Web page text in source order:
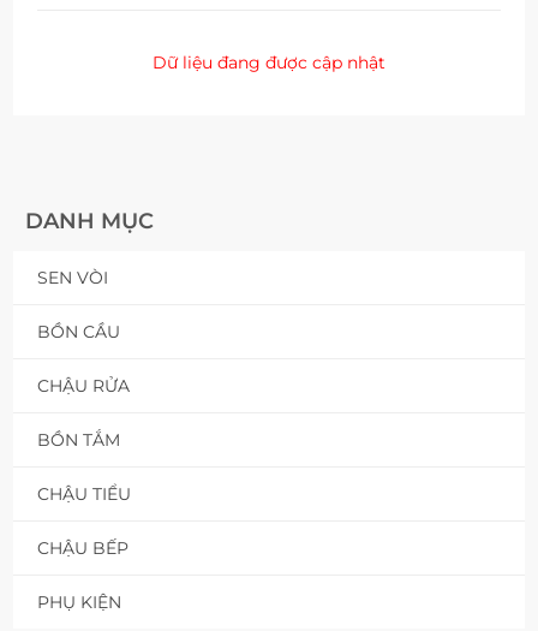
DANH MỤC
SEN VÒI
BỒN CẦU
CHẬU RỬA
BỒN TẮM
CHẬU TIỂU
CHẬU BẾP
PHỤ KIỆN
Dữ liệu đang được cập nhật